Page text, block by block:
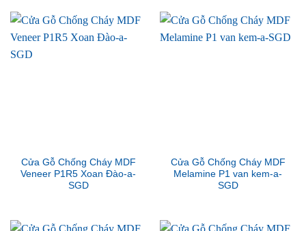
Cửa Gỗ Chống Cháy MDF
Veneer P1R5 Xoan Đào-a-
SGD
Cửa Gỗ Chống Cháy MDF
Melamine P1 van kem-a-
SGD